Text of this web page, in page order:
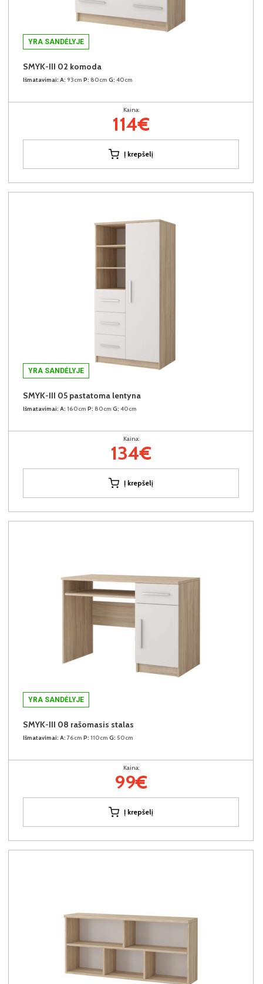
YRA SANDĖLYJE
SMYK-III 02 komoda
Išmatavimai: A: 93cm P: 80cm G: 40cm
Kaina:
114€
Į krepšelį
YRA SANDĖLYJE
SMYK-III 05 pastatoma lentyna
Išmatavimai: A: 160cm P: 80cm G: 40cm
Kaina:
134€
Į krepšelį
YRA SANDĖLYJE
SMYK-III 08 rašomasis stalas
Išmatavimai: A: 76cm P: 110cm G: 50cm
Kaina:
99€
Į krepšelį